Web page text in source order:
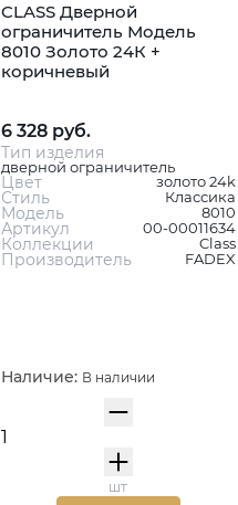
CLASS Дверной
ограничитель Модель
8010 Золото 24К +
коричневый
6 328 руб.
Тип изделия
дверной ограничитель
Цвет золото 24k
Стиль Классика
Модель 8010
Артикул 00-00011634
Коллекции Class
Производитель FADEX
Наличие: В наличии
шт